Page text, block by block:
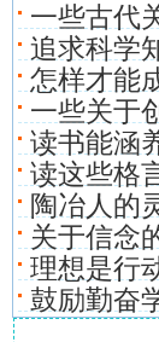
一些古代
追求科学
怎样才能
一些关于
读书能涵
读这些格
陶冶人的
关于信念
理想是行
鼓励勤奋